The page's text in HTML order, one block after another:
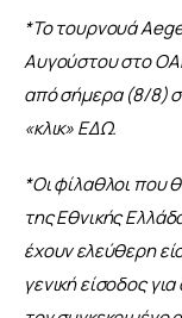
*Το τουρνουά
Αυγούστου στο
από σήμερα (8/8)
«κλικ» ΕΔΩ.
*Οι φίλαθλοι που
της Εθνικής
έχουν ελεύθερη
γενική είσοδος